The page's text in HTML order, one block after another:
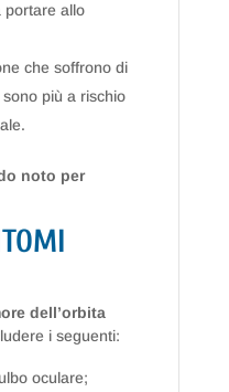
portare allo
che soffrono di
più a rischio
noto per
dell’orbita
i seguenti:
oculare;